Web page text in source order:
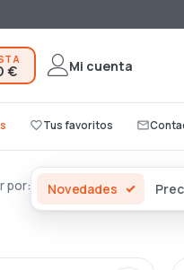
€ Mi cuenta
favorite_borderTus favoritos mail_outline
por: Novedades